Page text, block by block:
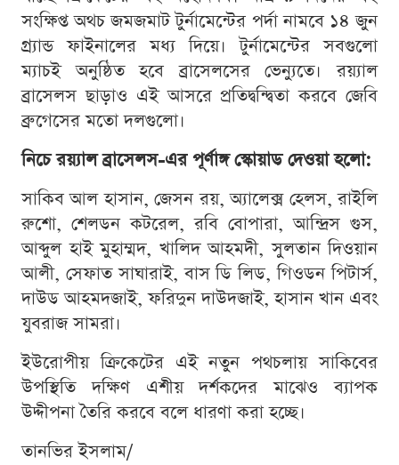
সংক্ষিপ্ত অথচ জমজমাট টুর্নামেন্টের পর্দা নামবে ১৪ জুন
গ্র্যান্ড ফাইনালের মধ্য দিয়ে। টুর্নামেন্টের সবগুলো
ম্যাচই অনুষ্ঠিত হবে ব্রাসেলসের ভেন্যুতে। রয়্যাল
ব্রাসেলস ছাড়াও এই আসরে প্রতিদ্বন্দ্বিতা করবে জেবি
ব্রুগেসের মতো দলগুলো।
নিচে রয়্যাল ব্রাসেলস-এর পূর্ণাঙ্গ স্কোয়াড দেওয়া হলো:
সাকিব আল হাসান, জেসন রয়, অ্যালেক্স হেলস, রাইলি
রুশো, শেলডন কটরেল, রবি বোপারা, আন্দ্রিস গুস,
আব্দুল হাই মুহাম্মদ, খালিদ আহমদী, সুলতান দিওয়ান
আলী, সেফাত সাঘারাই, বাস ডি লিড, গিওডন পিটার্স,
দাউড আহমদজাই, ফরিদুন দাউদজাই, হাসান খান এবং
যুবরাজ সামরা।
ইউরোপীয় ক্রিকেটের এই নতুন পথচলায় সাকিবের
উপস্থিতি দক্ষিণ এশীয় দর্শকদের মাঝেও ব্যাপক
উদ্দীপনা তৈরি করবে বলে ধারণা করা হচ্ছে।
তানভির ইসলাম/